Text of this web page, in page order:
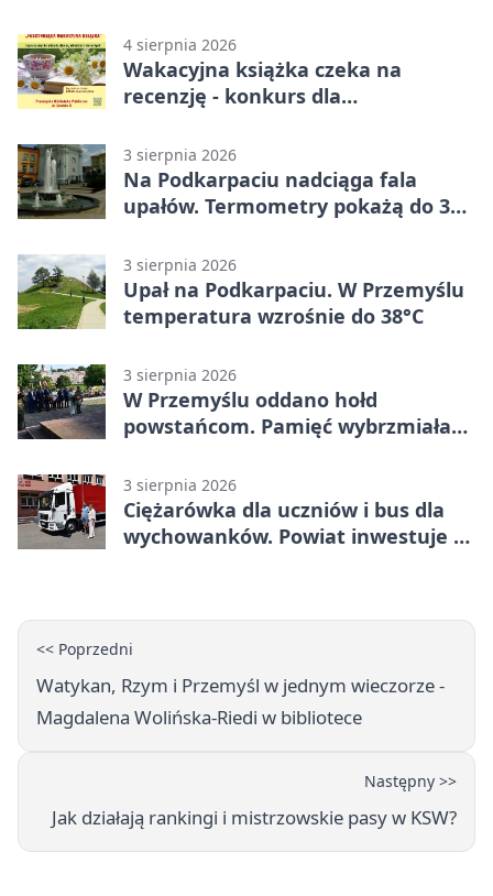
4 sierpnia 2026
Wakacyjna książka czeka na
recenzję - konkurs dla
3 sierpnia 2026
Na Podkarpaciu nadciąga fala
upałów. Termometry pokażą do 36
3 sierpnia 2026
Upał na Podkarpaciu. W Przemyślu
temperatura wzrośnie do 38°C
3 sierpnia 2026
W Przemyślu oddano hołd
powstańcom. Pamięć wybrzmiała
3 sierpnia 2026
Ciężarówka dla uczniów i bus dla
wychowanków. Powiat inwestuje w
<< Poprzedni
Watykan, Rzym i Przemyśl w jednym wieczorze -
Magdalena Wolińska-Riedi w bibliotece
Następny >>
Jak działają rankingi i mistrzowskie pasy w KSW?